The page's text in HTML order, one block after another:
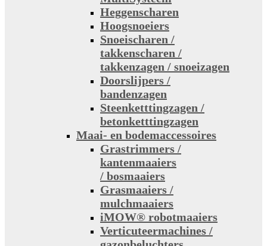
Heggenscharen
Hoogsnoeiers
Snoeischaren /
takkenscharen /
takkenzagen / snoeizagen
Doorslijpers /
bandenzagen
Steenketttingzagen /
betonketttingzagen
Maai- en bodemaccessoires
Grastrimmers /
kantenmaaiers
/ bosmaaiers
Grasmaaiers /
mulchmaaiers
iMOW® robotmaaiers
Verticuteermachines /